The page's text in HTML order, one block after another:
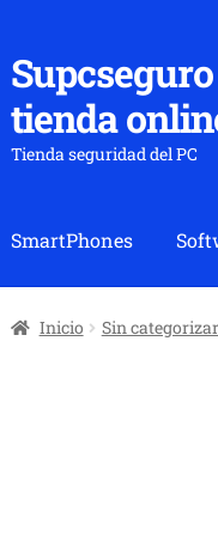
Ir
a
la
navegación
Ir
al
contenido
Supcseguro
tienda
Tienda seguridad del PC
SmartPhones
Inicio Sin categorizar